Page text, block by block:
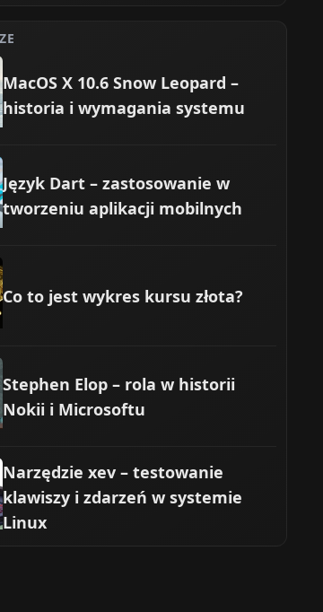
MacOS X 10.6 Snow Leopard –
historia i wymagania systemu
Język Dart – zastosowanie w
tworzeniu aplikacji mobilnych
Co to jest wykres kursu złota?
Stephen Elop – rola w historii
Nokii i Microsoftu
Narzędzie xev – testowanie
klawiszy i zdarzeń w systemie
Linux